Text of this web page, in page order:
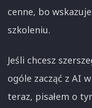
cenne, bo
szkoleniu.
Jeśli chcesz
ogóle zacząć z AI
teraz, pisałem o